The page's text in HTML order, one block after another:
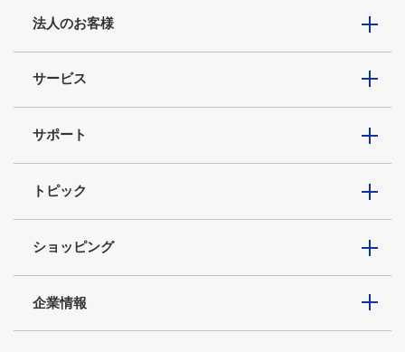
法人のお客様
サービス
サポート
トピック
ショッピング
企業情報